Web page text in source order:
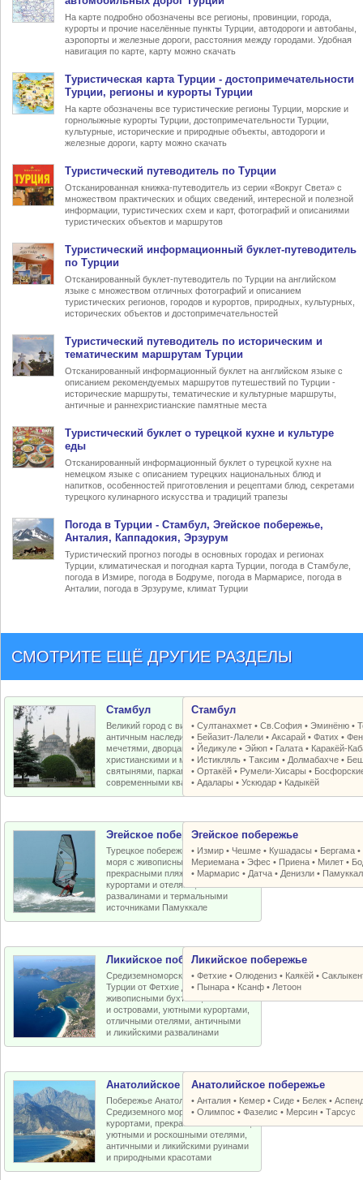
На карте подробно обозначены все регионы, провинции, города,
курорты и прочие населённые пункты Турции, автодороги и автобаны,
аэропорты и железные дороги, расстояния между городами. Удобная
навигация по карте, карту можно скачать
Туристическая карта Турции - достопримечательности
Турции, регионы и курорты Турции
На карте обозначены все туристические регионы Турции, морские и
горнолыжные курорты Турции, достопримечательности Турции,
культурные, исторические и природные объекты, автодороги и
железные дороги, карту можно скачать
Туристический путеводитель по Турции
Отсканированная книжка-путеводитель из серии «Вокруг Света» с
множеством практических и общих сведений, интересной и полезной
информации, туристических схем и карт, фотографий и описаниями
туристических объектов и маршрутов
Туристический информационный буклет-путеводитель
по Турции
Отсканированный буклет-путеводитель по Турции на английском
языке с множеством отличных фотографий и описанием
туристических регионов, городов и курортов, природных, культурных,
исторических объектов и достопримечательностей
Туристический путеводитель по историческим и
тематическим маршрутам Турции
Отсканированный информационный буклет на английском языке с
описанием рекомендуемых маршрутов путешествий по Турции -
исторические маршруты, тематические и культурные маршруты,
античные и раннехристианские памятные места
Туристический буклет о турецкой кухнеи культуре
еды
Отсканированный информационный буклет о турецкой кухне на
немецком языке с описанием турецких национальных блюд и
напитков, особенностей приготовления и рецептами блюд, секретами
турецкого кулинарного искусства и традиций трапезы
Погода в Турции - Стамбул, Эгейское побережье,
Анталия, Каппадокия, Эрзурум
Туристический прогноз погоды в основных городах и регионах
Турции, климатическая и погодная карта Турции, погода в Стамбуле,
погода в Измире, погода в Бодруме, погода в Мармарисе, погода в
Анталии, погода в Эрзуруме, климат Турции
СМОТРИТЕ ЕЩЁ ДРУГИЕ РАЗДЕЛЫ
Стамбул
Великий город с византийским и
античным наследием, османскими
мечетями, дворцами, крепостями,
христианскими и мусульманскими
святынями, парками, старыми и
современными кварталами
Стамбул
•Султанахмет •Св.София •Эминёню •
• Бейазит-Лалели •Аксарай •Фатих •
• Йедикуле •Эйюп • Галата • Каракёй-
• Истикляль •Таксим • Долмабахче •
•Ортакёй • Румели-Xисары •
•Адалары •Ускюдар • Кадыкёй
Эгейское побережье
Турецкое побережье Эгейского
моря с живописными бухтами,
прекрасными пляжами, отличными
курортами и отелями, античными
развалинами и термальными
источниками Памуккале
Эгейское побережье
• Измир • Чешме • Кушадасы • Бергама •
Мериемана •Эфес • Приена • Милет •
• Мармарис • Датча • Денизли •
Ликийское побережье
Средиземноморское побережье
Турции от Фетхие до Кемера с
живописными бухтами, пляжами
и островами, уютными курортами,
отличными отелями, античными
и ликийскими развалинами
Ликийское побережье
•Фетхие •Олюдениз • Каякёй •
• Пынара • Ксанф • Летоон
Анатолийское побережье
Побережье Анатолийской бухты
Средиземного моря с отличными
курортами, прекрасными пляжами,
уютными и роскошными отелями,
античными и ликийскими руинами
и природными красотами
Анатолийское побережье
•Анталия • Кемер •Сиде • Белек •
•Олимпос •Фазелис • Мерсин •Тарсус